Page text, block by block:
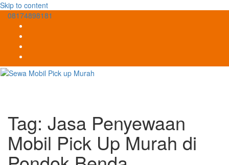
Skip to content
08174898181
Tag: Jasa Penyewaan
Mobil Pick Up Murah di